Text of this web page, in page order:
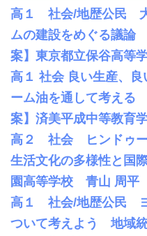
高１ 社会/地歴公民
ムの建設をめぐる議論
案】東京都立保谷高等
高１ 社会 良い生産、
ーム油を通して考え
案】済美平成中等教育
高２ 社会 ヒンドゥー
生活文化の多様性と国
園高等学校 青山 周平
高１ 社会/地歴公民
ついて考えよう 地域